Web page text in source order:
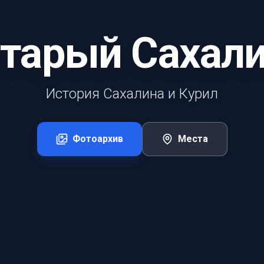
История Сахалина и Курил
Фотоархив Места